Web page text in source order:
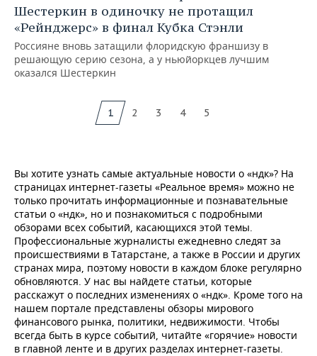
Шестеркин в одиночку не протащил
«Рейнджерс» в финал Кубка Стэнли
Россияне вновь затащили флоридскую франшизу в
решающую серию сезона, а у ньюйоркцев лучшим
оказался Шестеркин
1 2 3 4 5
Вы хотите узнать самые актуальные новости о «ндк»? На
страницах интернет-газеты «Реальное время» можно не
только прочитать информационные и познавательные
статьи о «ндк», но и познакомиться с подробными
обзорами всех событий, касающихся этой темы.
Профессиональные журналисты ежедневно следят за
происшествиями в Татарстане, а также в России и других
странах мира, поэтому новости в каждом блоке регулярно
обновляются. У нас вы найдете статьи, которые
расскажут о последних изменениях о «ндк». Кроме того на
нашем портале представлены обзоры мирового
финансового рынка, политики, недвижимости. Чтобы
всегда быть в курсе событий, читайте «горячие» новости
в главной ленте и в других разделах интернет-газеты.